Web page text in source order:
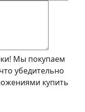
Мы покупаем
убедительно
купить